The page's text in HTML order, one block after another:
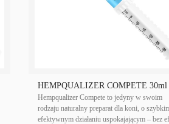
HEMPQUALIZER COMPETE 30ml
Hempqualizer Compete to jedyny w swoim
rodzaju naturalny preparat dla koni, o
efektywnym działaniu uspokajającym – bez